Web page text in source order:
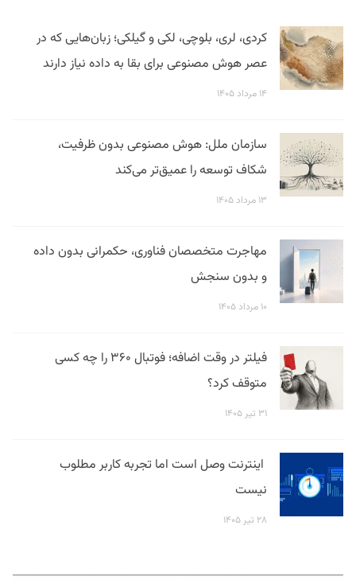
کردی، لری، بلوچی، لکی و گیلکی؛ زبان‌هایی که در
عصر هوش مصنوعی برای بقا به داده نیاز دارند
۱۴ مرداد ۱۴۰۵
سازمان ملل: هوش مصنوعی بدون ظرفیت،
شکاف توسعه را عمیق‌تر می‌کند
۱۳ مرداد ۱۴۰۵
مهاجرت متخصصان فناوری، حکمرانی بدون داده
و بدون سنجش
۱۰ مرداد ۱۴۰۵
فیلتر در وقت اضافه؛ فوتبال ۳۶۰ را چه کسی
متوقف کرد؟
۳۱ تیر ۱۴۰۵
اینترنت وصل است اما تجربه کاربر مطلوب
نیست
۲۸ تیر ۱۴۰۵